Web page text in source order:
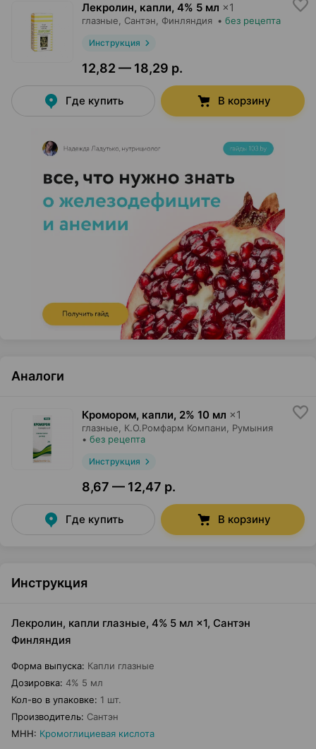
Лекролин, капли, 4% 5 мл ×1
глазные, Сантэн , Финляндия • без рецепта
Инструкция
12,82 — 18,29 р.
Где купить В корзину
Аналоги
Кромором, капли, 2% 10 мл ×1
глазные, К.О.Ромфарм Компани , Румыния
• без рецепта
Инструкция
8,67 — 12,47 р.
Где купить В корзину
Инструкция
Лекролин, капли глазные, 4% 5 мл ×1, Сантэн
Финляндия
Форма выпуска: Капли глазные
Дозировка: 4% 5 мл
Кол-во в упаковке: 1 шт.
Производитель: Сантэн
МНН: Кромоглициевая кислота